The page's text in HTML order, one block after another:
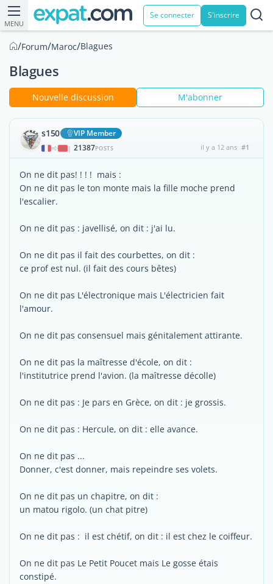
MENU
Se connecter S'inscrire
/Forum/Maroc/Blagues
Blagues
Nouvelle discussion M'abonner
s150 VIP Member
| 21387POSTS il y a 12 ans #1
On ne dit pas! ! ! ! mais :
On ne dit pas le ton monte mais la fille moche prend
l'escalier.
On ne dit pas : javellisé, on dit : j'ai lu.
On ne dit pas il fait des courbettes, on dit :
ce prof est nul. (il fait des cours bêtes)
On ne dit pas L'électronique mais L'électricien fait
l'amour.
On ne dit pas consensuel mais génitalement attirante.
On ne dit pas la maîtresse d'école, on dit :
l'institutrice prend l'avion. (la maîtresse décolle)
On ne dit pas : Je pars en Grèce, on dit : je grossis.
On ne dit pas : Hercule, on dit : elle avance.
On ne dit pas ...
Donner, c'est donner, mais repeindre ses volets.
On ne dit pas un chapitre, on dit :
un matou rigolo. (un chat pitre)
On ne dit pas : il est chétif, on dit : il est chez le coiffeur.
On ne dit pas Le Petit Poucet mais Le gosse étais
constipé.